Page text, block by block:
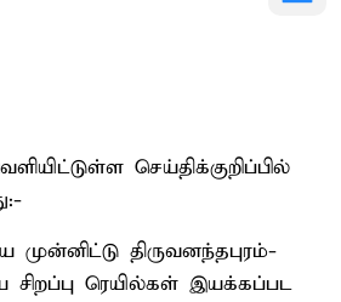
செய்திக்குறிப்பில்
திருவனந்தபுரம்-
சிறப்பு ரெயில்கள் இயக்கப்பட